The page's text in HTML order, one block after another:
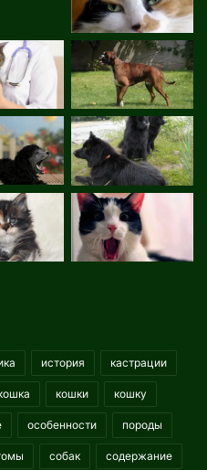
история кастрации
кошки кошку
особенности породы
собак содержание